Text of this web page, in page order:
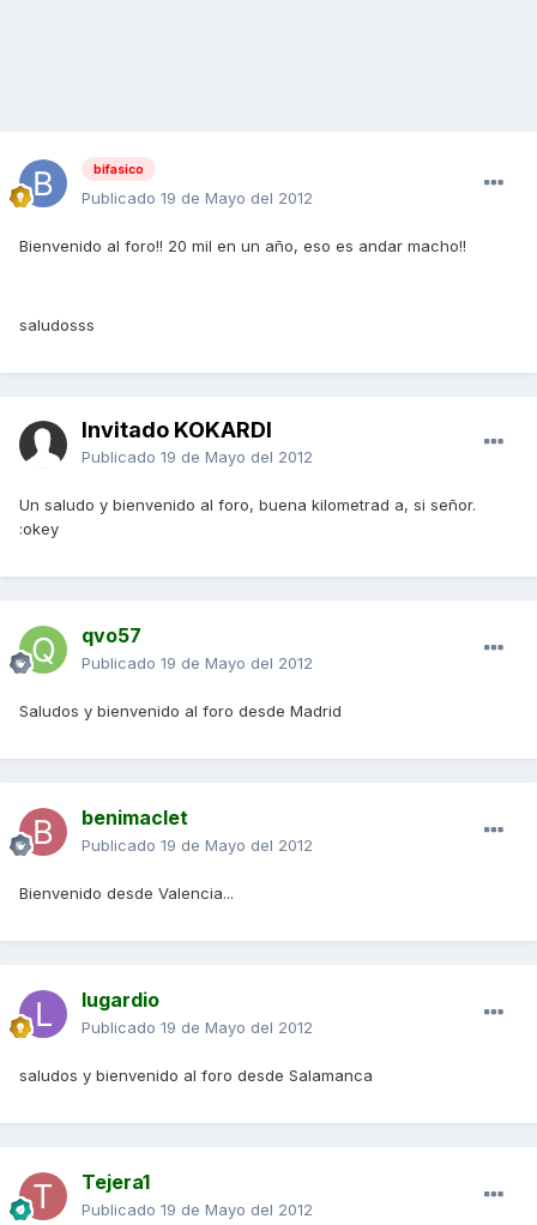
bifasico
Publicado 19 de Mayo del 2012
Bienvenido al foro!! 20 mil en un año, eso es andar macho!!
saludosss
Invitado KOKARDI
Publicado 19 de Mayo del 2012
Un saludo y bienvenido al foro, buena kilometrad a, si señor.
:okey
qvo57
Publicado 19 de Mayo del 2012
Saludos y bienvenido al foro desde Madrid
benimaclet
Publicado 19 de Mayo del 2012
Bienvenido desde Valencia...
lugardio
Publicado 19 de Mayo del 2012
saludos y bienvenido al foro desde Salamanca
Tejera1
Publicado 19 de Mayo del 2012